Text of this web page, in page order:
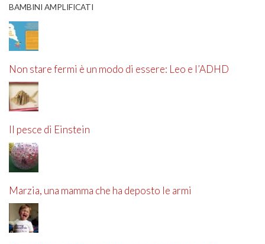
BAMBINI AMPLIFICATI
Non stare fermi è un modo di essere: Leo e l’ADHD
Il pesce di Einstein
Marzia, una mamma che ha deposto le armi